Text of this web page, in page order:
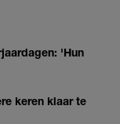
'Hun
keren klaar te